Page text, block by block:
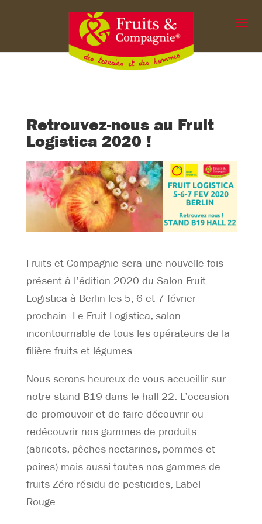
Retrouvez-nous au Fruit
Logistica 2020 !
Fruits et Compagnie sera une nouvelle fois
présent à l’édition 2020 du Salon Fruit
Logistica à Berlin les 5, 6 et 7 février
prochain. Le Fruit Logistica, salon
incontournable de tous les opérateurs de la
filière fruits et légumes.
Nous serons heureux de vous accueillir sur
notre stand B19 dans le hall 22. L’occasion
de promouvoir et de faire découvrir ou
redécouvrir nos gammes de produits
(abricots, pêches-nectarines, pommes et
poires) mais aussi toutes nos gammes de
fruits Zéro résidu de pesticides, Label
Rouge…